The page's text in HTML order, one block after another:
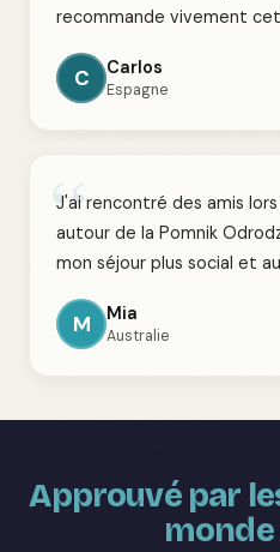
recommande vivement
C Carlos
Espagne
“
J'ai rencontré des amis
autour de la Pomnik
mon séjour plus social et
M Mia
Australie
Approuvé par